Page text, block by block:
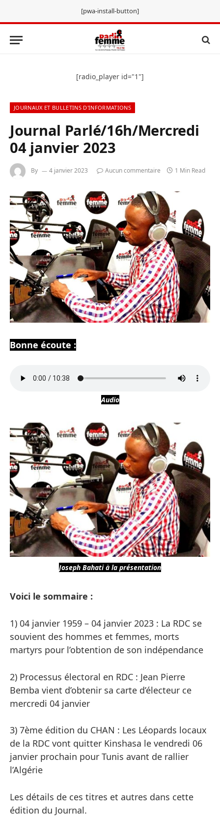
[pwa-install-button]
[radio_player id="1"]
JOURNAUX ET BULLETINS D'INFORMATIONS
Journal Parlé/16h/Mercredi
04 janvier 2023
By 4 janvier 2023 Aucun commentaire 1 Min Read
Bonne écoute :
Audio
Joseph Bahati à la présentation
Voici le sommaire :
1) 04 janvier 1959 – 04 janvier 2023 : La RDC se
souvient des hommes et femmes, morts
martyrs pour l’obtention de son indépendance
2) Processus électoral en RDC : Jean Pierre
Bemba vient d’obtenir sa carte d’électeur ce
mercredi 04 janvier
3) 7ème édition du CHAN : Les Léopards locaux
de la RDC vont quitter Kinshasa le vendredi 06
janvier prochain pour Tunis avant de rallier
l’Algérie
Les détails de ces titres et autres dans cette
édition du Journal.